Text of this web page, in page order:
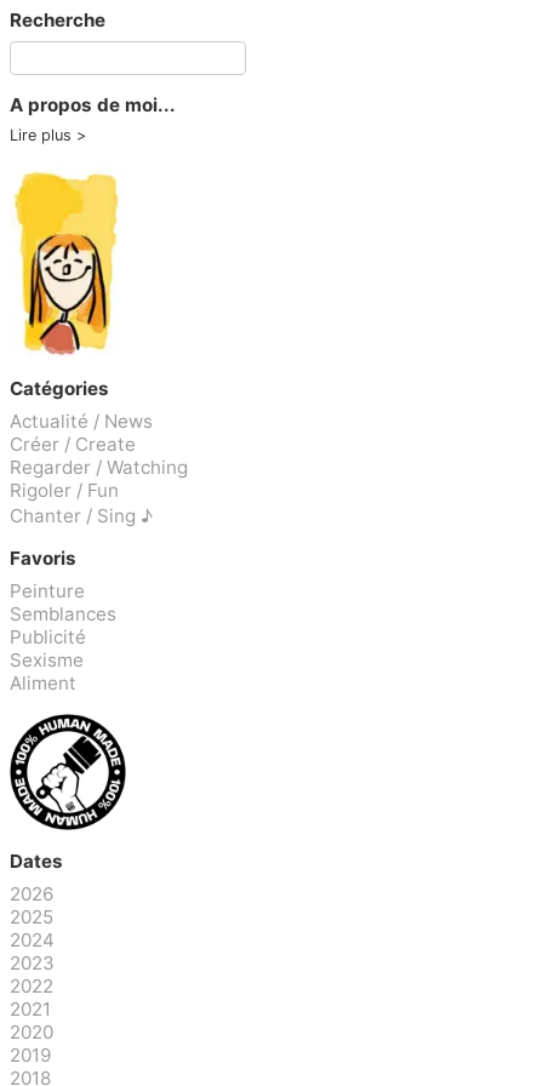
Recherche
A propos de moi...
Lire plus
Catégories
Actualité / News
Créer / Create
Regarder / Watching
Rigoler / Fun
Chanter / Sing ♪
Favoris
Peinture
Semblances
Publicité
Sexisme
Aliment
Dates
2026
2025
2024
2023
2022
2021
2020
2019
2018